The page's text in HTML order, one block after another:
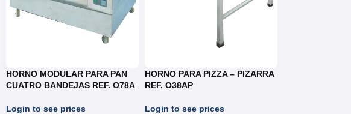
HORNO MODULAR PARA PAN
CUATRO BANDEJAS REF. O78A
Login to see prices
HORNO PARA PIZZA – PIZARRA
REF. O38AP
Login to see prices